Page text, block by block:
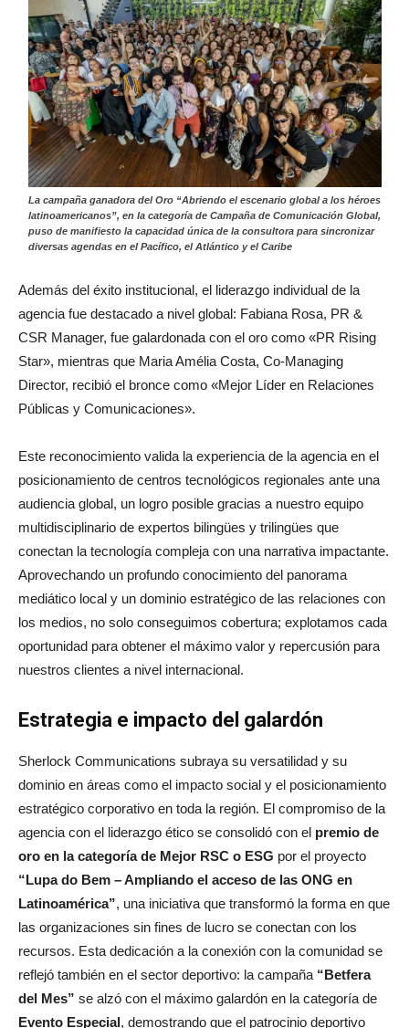
La campaña ganadora del Oro “Abriendo el escenario global a los héroes
latinoamericanos”, en la categoría de Campaña de Comunicación Global,
puso de manifiesto la capacidad única de la consultora para sincronizar
diversas agendas en el Pacífico, el Atlántico y el Caribe
Además del éxito institucional, el liderazgo individual de la
agencia fue destacado a nivel global: Fabiana Rosa, PR &
CSR Manager, fue galardonada con el oro como «PR Rising
Star», mientras que Maria Amélia Costa, Co-Managing
Director, recibió el bronce como «Mejor Líder en Relaciones
Públicas y Comunicaciones».
Este reconocimiento valida la experiencia de la agencia en el
posicionamiento de centros tecnológicos regionales ante una
audiencia global, un logro posible gracias a nuestro equipo
multidisciplinario de expertos bilingües y trilingües que
conectan la tecnología compleja con una narrativa impactante.
Aprovechando un profundo conocimiento del panorama
mediático local y un dominio estratégico de las relaciones con
los medios, no solo conseguimos cobertura; explotamos cada
oportunidad para obtener el máximo valor y repercusión para
nuestros clientes a nivel internacional.
Estrategia e impacto del galardón
Sherlock Communications subraya su versatilidad y su
dominio en áreas como el impacto social y el posicionamiento
estratégico corporativo en toda la región. El compromiso de la
agencia con el liderazgo ético se consolidó con el premio de
oro en la categoría de Mejor RSC o ESG por el proyecto
“Lupa do Bem – Ampliando el acceso de las ONG en
Latinoamérica”, una iniciativa que transformó la forma en que
las organizaciones sin fines de lucro se conectan con los
recursos. Esta dedicación a la conexión con la comunidad se
reflejó también en el sector deportivo: la campaña “Betfera
del Mes” se alzó con el máximo galardón en la categoría de
Evento Especial, demostrando que el patrocinio deportivo